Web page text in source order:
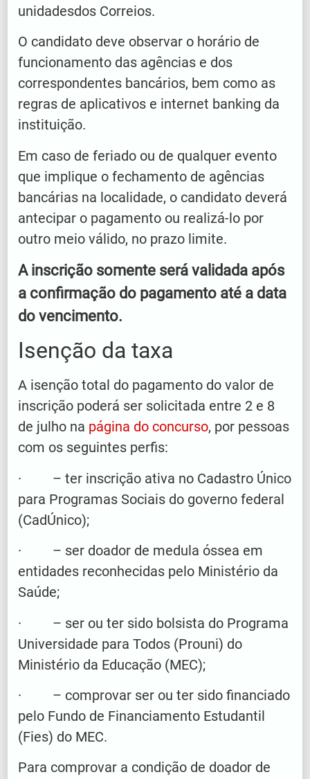
unidadesdos Correios.
O candidato deve observar o horário de
funcionamento das agências e dos
correspondentes bancários, bem como as
regras de aplicativos e internet banking da
instituição.
Em caso de feriado ou de qualquer evento
que implique o fechamento de agências
bancárias na localidade, o candidato deverá
antecipar o pagamento ou realizá-lo por
outro meio válido, no prazo limite.
A inscrição somente será validada após
a confirmação do pagamento até a data
do vencimento.
Isenção da taxa
A isenção total do pagamento do valor de
inscrição poderá ser solicitada entre 2 e 8
de julho na página do concurso, por pessoas
com os seguintes perfis:
· – ter inscrição ativa no Cadastro Único
para Programas Sociais do governo federal
(CadÚnico);
· – ser doador de medula óssea em
entidades reconhecidas pelo Ministério da
Saúde;
· – ser ou ter sido bolsista do Programa
Universidade para Todos (Prouni) do
Ministério da Educação (MEC);
· – comprovar ser ou ter sido financiado
pelo Fundo de Financiamento Estudantil
(Fies) do MEC.
Para comprovar a condição de doador de